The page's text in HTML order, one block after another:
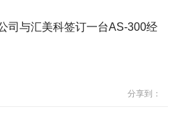
司与汇美科签订一台AS-300经
分享到：